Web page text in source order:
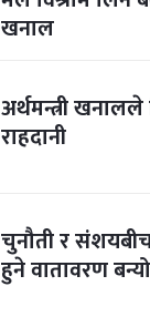
खनाल
अर्थमन्त्री
राहदानी
चुनौती र
हुने वातावरण